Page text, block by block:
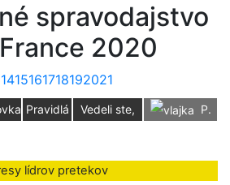
spravodajstvo
2020
1415161718192021
Pravidlá
Vedeli ste,
P.
lídrov pretekov